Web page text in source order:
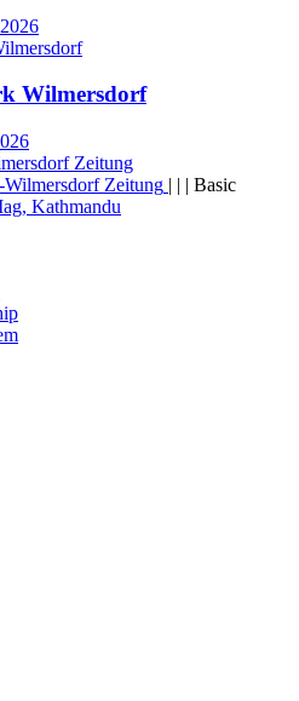
Wilmersdorf
Wilmersdorf Zeitung | | | Basic
Kathmandu